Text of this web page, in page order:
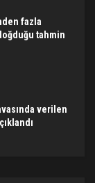
fazla
tahmin
verilen